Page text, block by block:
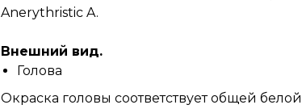
Anerythristic A.
Внешний вид.
Голова
Окраска головы соответствует общей